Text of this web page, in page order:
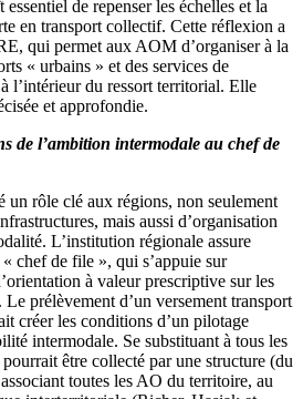
de repenser les échelles et la
en transport collectif. Cette réflexion a
qui permet aux AOM d’organiser à la
« urbains » et des services de
l’intérieur du ressort territorial. Elle
et approfondie.
de l’ambition intermodale au chef de
un rôle clé aux régions, non seulement
mais aussi d’organisation
L’institution régionale assure
chef de file », qui s’appuie sur
à valeur prescriptive sur les
prélèvement d’un versement transport
créer les conditions d’un pilotage
intermodale. Se substituant à tous les
être collecté par une structure (du
toutes les AO du territoire, au